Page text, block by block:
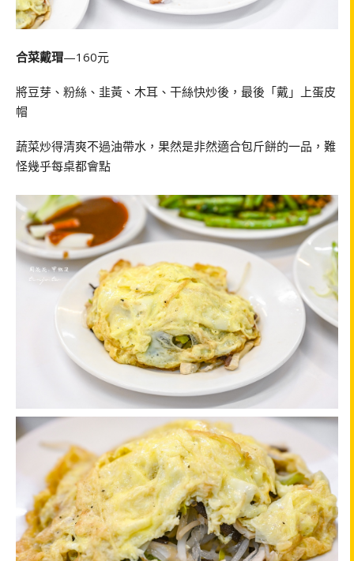
合菜戴瑁—160元
將豆芽、粉絲、韭黃、木耳、干絲快炒後，最後「戴」上蛋皮
帽
蔬菜炒得清爽不過油帶水，果然是非然適合包斤餅的一品，難
怪幾乎每桌都會點